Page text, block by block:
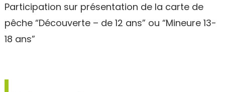
Participation sur présentation de la carte de
pêche “Découverte – de 12 ans” ou “Mineure 13-
18 ans”